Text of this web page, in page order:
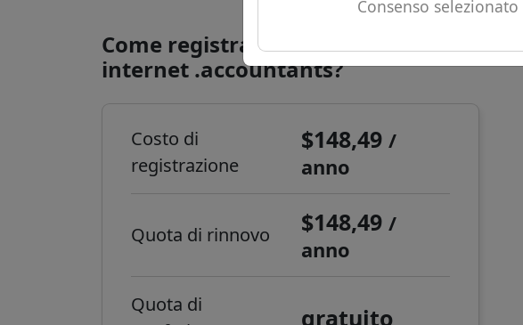
Consenso selezionato
Come registrare un dominio
internet .accountants?
Costo di
registrazione
$148,49/
anno
Quota di rinnovo $148,49/
anno
Quota di
gratuito